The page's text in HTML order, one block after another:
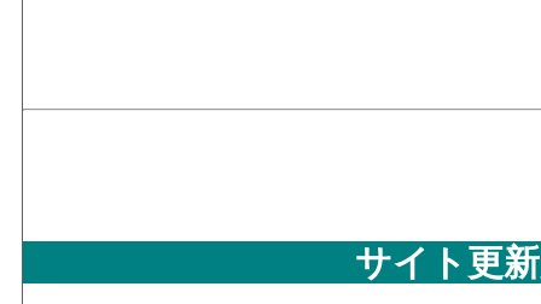
その他･従業員数(2016)
総額
繊維衣服･従業員数[人](2016)：「繊維・衣
サイト更